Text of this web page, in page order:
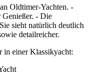
Oldtimer-Yachten. -
- Die
sieht natürlich deutlich
detailreicher.
in einer Klassikyacht: